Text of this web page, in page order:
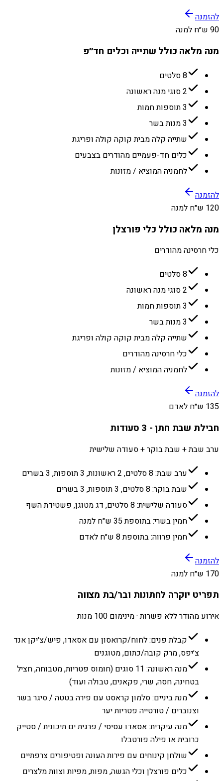
להזמנה
90 ש״ח למנה
מנה מלאה כולל שתייה וכלים חד״פ
8 סלטים
2 סוגי מנה ראשונה
3 תוספות חמות
3 מנות בשר
שתייה קלה מבית קוקה קולה ופריגת
כלים חד-פעמיים מהודרים בצבעים
לחמניה המוציא / מזונות
להזמנה
120 ש״ח למנה
מנה מלאה כולל כלי פורצלן
כלי חרסינה מהודרים
8 סלטים
2 סוגי מנה ראשונה
3 תוספות חמות
3 מנות בשר
שתייה קלה מבית קוקה קולה ופריגת
כלי חרסינה מהודרים
לחמניה המוציא / מזונות
להזמנה
135 ש״ח לאדם
חבילת שבת חתן - 3 סעודות
ערב שבת + שבת בוקר + סעודה שלישית
ערב שבת: 8 סלטים, 2 ראשונות, 3 תוספות, 3 בשרים
שבת בוקר: 8 סלטים, 3 תוספות, 3 בשרים
סעודה שלישית: 8 סלטים, דג מטוגן, פשטידת השף
חמין בשרי: בתוספת 35 ש״ח למנה
חמין פרווה: בתוספת 8 ש״ח לאדם
להזמנה
170 ש״ח למנה
תפריט יוקרה לחתונות ובר/בת מצווה
אירוע מהודר ללא פשרות · מינימום 100 מנות
קבלת פנים: לחוח/קרואסון עם אסאדו, פיש/צ׳יקן אנד
צ׳יפס, מרק קובה/כתום, מטוגנים
מנה ראשונה: 11 סוגים (חומוס פטריות, מטבוחה, חציל
בטחינה, חסה, שרי, פקאנים, טבולה ועוד)
מנת ביניים: סלמון קראסט עם פירה בטטה / סיגר בשר
וצנוברים / טורטייה פטריות יער
מנה עיקרית: אסאדו עסיסי / פרגית ים תיכונית / סטייק
כרובית או פילה פורטבלו
שולחן קינוחים עם פירות העונה ופטיפורים צרפתיים
כלים פורצלן וכלי הגשה, מפות, מפיות וצוות מלצרים